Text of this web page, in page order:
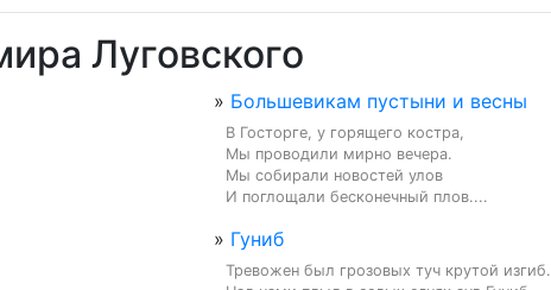
Луговского
» Большевикам пустыни и весны
В Госторге, у горящего костра,
Мы проводили мирно вечера.
Мы собирали новостей улов
И поглощали бесконечный плов....
» Гуниб
Тревожен был грозовых туч крутой изгиб.